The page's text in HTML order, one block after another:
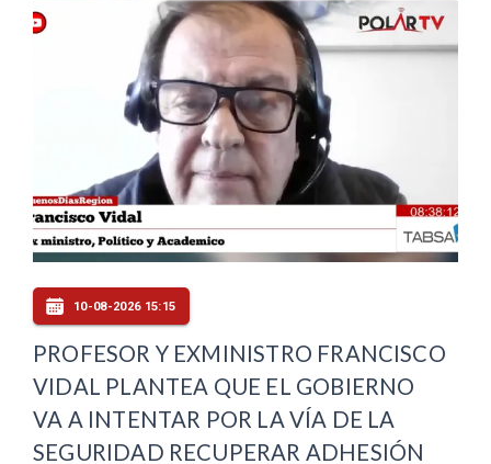
10-08-2026 15:15
PROFESOR Y EXMINISTRO FRANCISCO
VIDAL PLANTEA QUE EL GOBIERNO
VA A INTENTAR POR LA VÍA DE LA
SEGURIDAD RECUPERAR ADHESIÓN